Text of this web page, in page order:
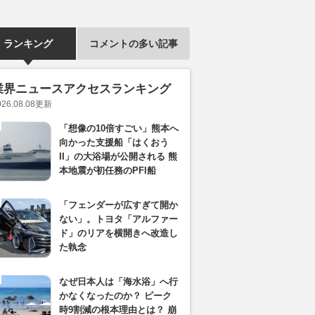
ランキング コメントの多い記事
界ニュースアクセスランキング
更新
「想像の10倍すごい」熊本へ
向かった支援船「はくおう
II」の大浴場が公開される 熊
本地震が初任務のPFI船
「フェンダーが広すぎて開か
ない」。トヨタ「アルファー
ド」のリアを横開きへ改造し
た執念
なぜ日本人は「海水浴」へ行
かなくなったのか？ ピーク
時9割減の根本理由とは？ 崩